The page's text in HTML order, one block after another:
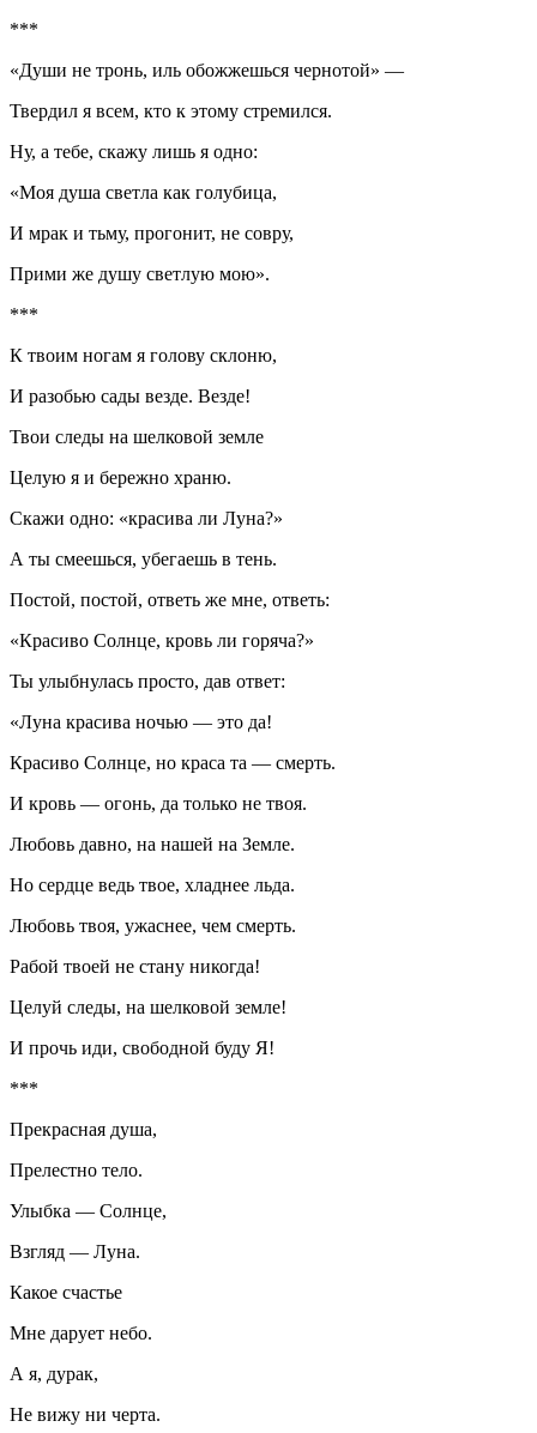
***
«Души не тронь, иль обожжешься чернотой» —
Твердил я всем, кто к этому стремился.
Ну, а тебе, скажу лишь я одно:
«Моя душа светла как голубица,
И мрак и тьму, прогонит, не совру,
Прими же душу светлую мою».
***
К твоим ногам я голову склоню,
И разобью сады везде. Везде!
Твои следы на шелковой земле
Целую я и бережно храню.
Скажи одно: «красива ли Луна?»
А ты смеешься, убегаешь в тень.
Постой, постой, ответь же мне, ответь:
«Красиво Солнце, кровь ли горяча?»
Ты улыбнулась просто, дав ответ:
«Луна красива ночью — это да!
Красиво Солнце, но краса та — смерть.
И кровь — огонь, да только не твоя.
Любовь давно, на нашей на Земле.
Но сердце ведь твое, хладнее льда.
Любовь твоя, ужаснее, чем смерть.
Рабой твоей не стану никогда!
Целуй следы, на шелковой земле!
И прочь иди, свободной буду Я!
***
Прекрасная душа,
Прелестно тело.
Улыбка — Солнце,
Взгляд — Луна.
Какое счастье
Мне дарует небо.
А я, дурак,
Не вижу ни черта.